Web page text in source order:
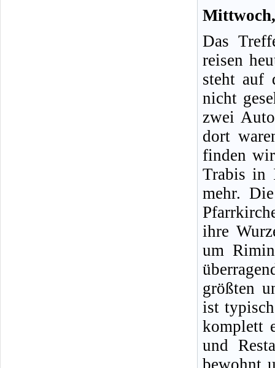
Das
reisen
steht auf
nicht
zwei
dort
finden
Trabis in
mehr.
ihre
um
größten
ist
komplett
und